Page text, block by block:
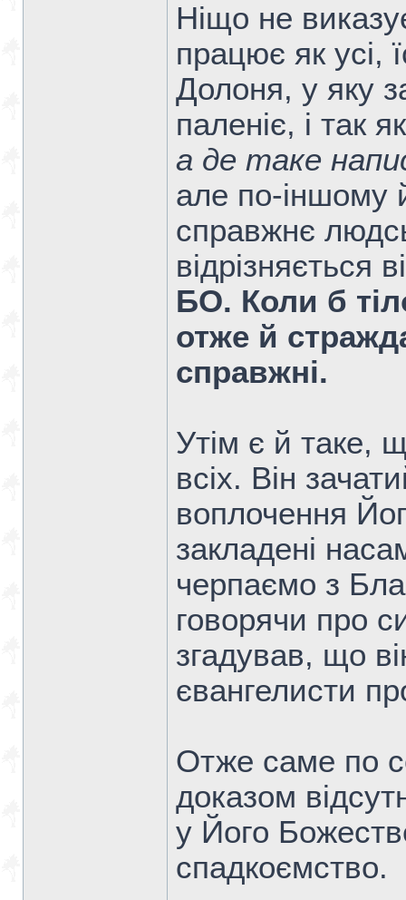
Ніщо не
працює як усі,
Долоня, у яку
паленіє, і так
а де таке
але по-іншому
справжнє
відрізняється
БО. Коли б
отже й
справжні.
Утім є й таке,
всіх. Він
воплочення
закладені
черпаємо з
говорячи про
згадував, що
євангелисти
Отже саме по
доказом
у Його
спадкоємство.